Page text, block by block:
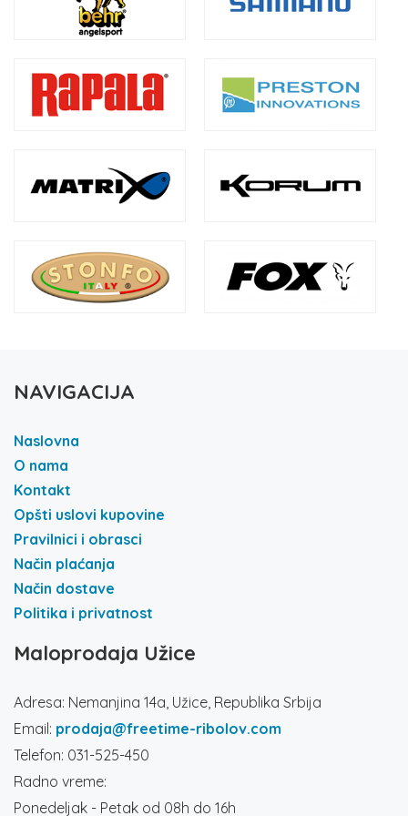
NAVIGACIJA
Naslovna
O nama
Kontakt
Opšti uslovi kupovine
Pravilnici i obrasci
Način plaćanja
Način dostave
Politika i privatnost
Maloprodaja Užice
Adresa: Nemanjina 14a, Užice, Republika Srbija
Email: prodaja@freetime-ribolov.com
Telefon: 031-525-450
Radno vreme:
Ponedeljak - Petak od 08h do 16h